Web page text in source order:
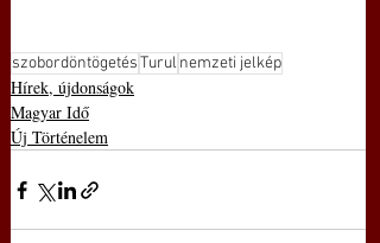
szobordöntögetésTurul nemzeti jelkép
Hírek, újdonságok
Magyar Idő
Új Történelem